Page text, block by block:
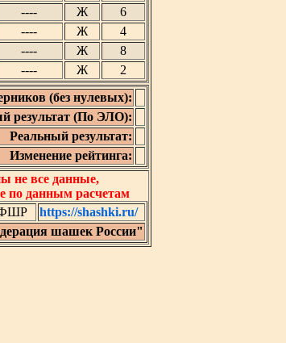
---- Ж
6
---- Ж
4
---- Ж
8
---- Ж
2
(без нулевых):
результат (По ЭЛО):
Реальный результат:
Изменение рейтинга:
не все данные,
по данным расчетам
ФШР
https://shashki.ru/
шашек России"